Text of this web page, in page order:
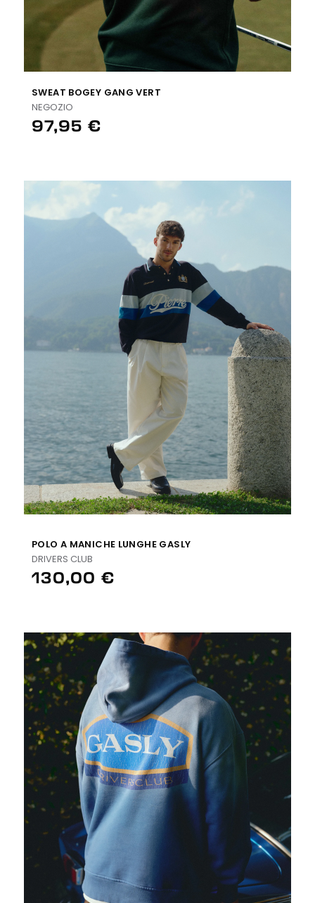
SWEAT BOGEY GANG VERT
NEGOZIO
97,95 €
POLO A MANICHE LUNGHE GASLY
DRIVERS CLUB
130,00 €